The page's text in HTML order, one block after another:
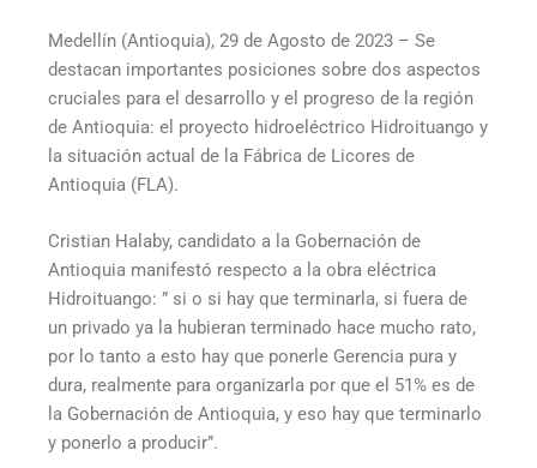
Medellín (Antioquia), 29 de Agosto de 2023 – Se
destacan importantes posiciones sobre dos aspectos
cruciales para el desarrollo y el progreso de la región
de Antioquia: el proyecto hidroeléctrico Hidroituango y
la situación actual de la Fábrica de Licores de
Antioquia (FLA).
Cristian Halaby, candidato a la Gobernación de
Antioquia manifestó respecto a la obra eléctrica
Hidroituango: ” si o si hay que terminarla, si fuera de
un privado ya la hubieran terminado hace mucho rato,
por lo tanto a esto hay que ponerle Gerencia pura y
dura, realmente para organizarla por que el 51% es de
la Gobernación de Antioquia, y eso hay que terminarlo
y ponerlo a producir”.